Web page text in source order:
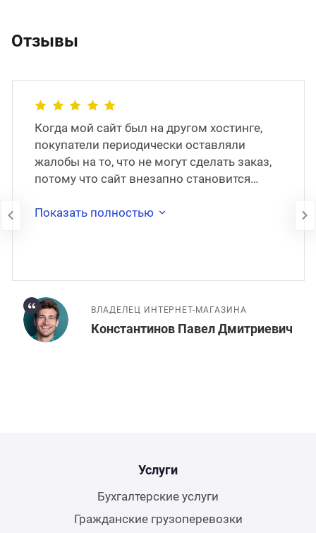
Отзывы
Когда мой сайт был на другом хостинге,
покупатели периодически оставляли
жалобы на то, что не могут сделать заказ,
потому что сайт внезапно становится
перенесён на
Показать полностью
ВЛАДЕЛЕЦ ИНТЕРНЕТ-МАГАЗИНА
Константинов Павел Дмитриевич
Услуги
Бухгалтерские услуги
Гражданские грузоперевозки